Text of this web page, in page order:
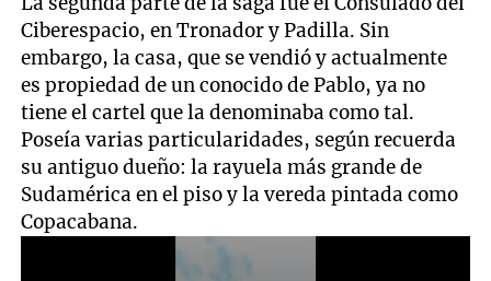
Ciberespacio, en Tronador y Padilla. Sin
embargo, la casa, que se vendió y actualmente
es propiedad de un conocido de Pablo, ya no
tiene el cartel que la denominaba como tal.
Poseía varias particularidades, según recuerda
su antiguo dueño: la rayuela más grande de
Sudamérica en el piso y la vereda pintada como
Copacabana.